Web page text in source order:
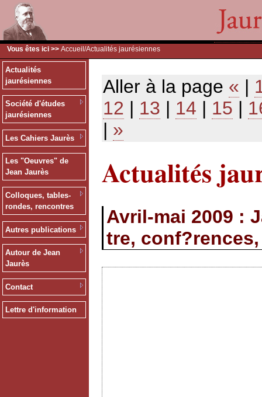
Vous êtes ici >> Accueil /Actualités jaurésiennes
Actualités
jaurésiennes
Société d'études
jaurésiennes
Les Cahiers Jaurès
Les "Oeuvres" de
Jean Jaurès
Colloques, tables-
rondes, rencontres
Autres publications
Autour de Jean
Jaurès
Contact
Lettre d'information
Aller à la page « |
12 | 13 | 14 | 15 |
| »
Actualités
Avril-mai 2009 :
tre,